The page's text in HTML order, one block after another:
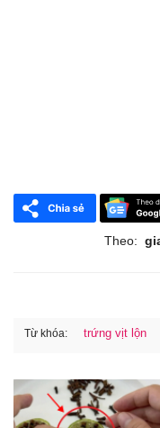
Theo:
Từ khóa: trứng vịt lộn